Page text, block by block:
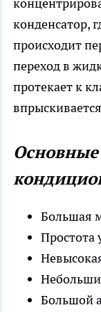
конденсатор,
происходит
переход в
протекает к
Большая
Простота
Большой